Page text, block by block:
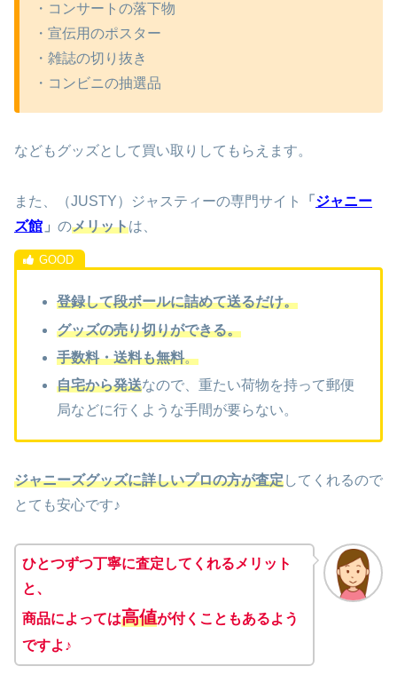
・コンサートの落下物
・宣伝用のポスター
・雑誌の切り抜き
・コンビニの抽選品
などもグッズとして買い取りしてもらえます。
また、（JUSTY）ジャスティーの専門サイト 「 ジャニー
ズ館 」 のメリットは、
登録して段ボールに詰めて送るだけ。
グッズの売り切りができる。
手数料・送料も無料。
自宅から発送なので、重たい荷物を持って郵便
局などに行くような手間が要らない。
ジャニーズグッズに詳しいプロの方が査定してくれるので
とても安心です♪
ひとつずつ丁寧に査定してくれるメリット
と、
商品によっては高値が付くこともあるよう
ですよ♪